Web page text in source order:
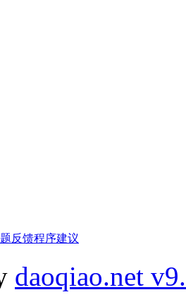
反馈程序建议
daoqiao.net